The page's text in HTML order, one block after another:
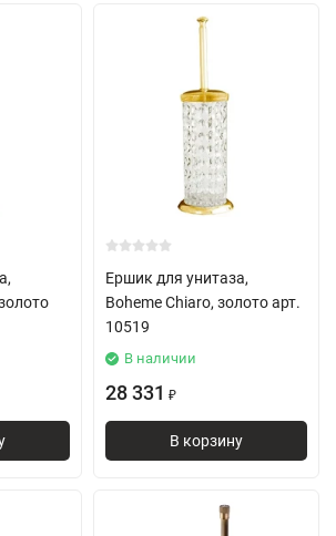
Ершик для унитаза,
Boheme Chiaro, золото арт.
10519
В наличии
28 331 ₽
В корзину